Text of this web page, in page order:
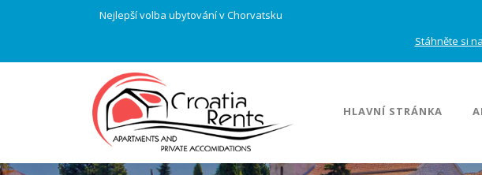
Nejlepší volba ubytování v Chorvatsku
Stáhněte si
HLAVNÍ STRÁNKA